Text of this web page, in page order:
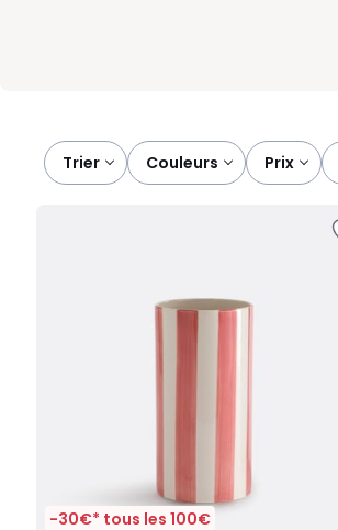
Trier
couleurs prix
-30€* tous les 100€